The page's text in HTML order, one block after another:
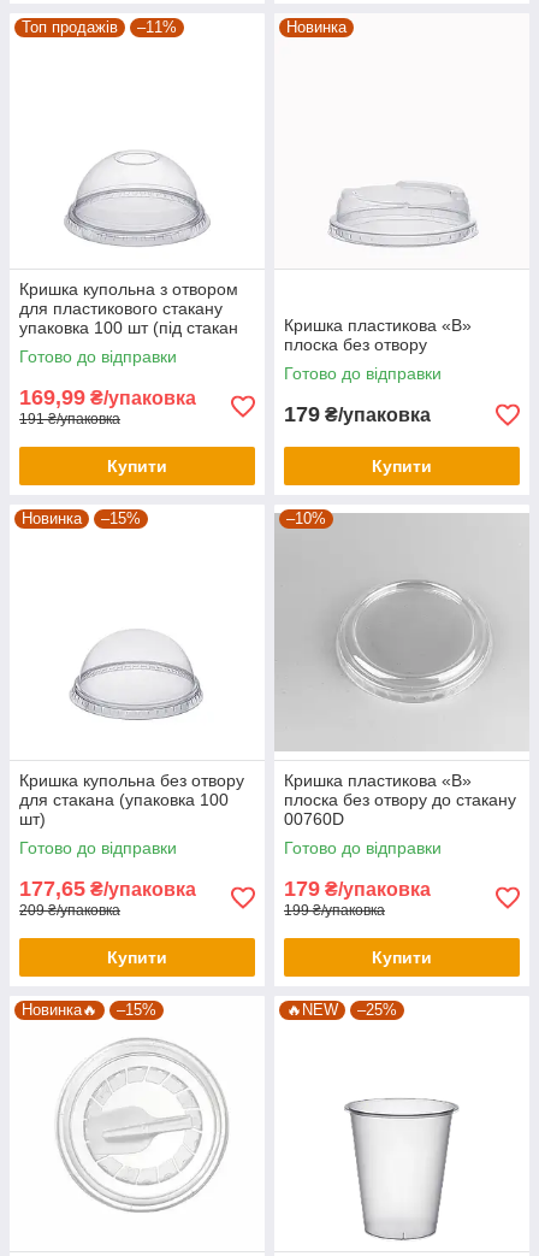
Топ продажів –11%
Кришка купольна з отвором
для пластикового стакану
упаковка 100 шт (під стакан
Україна)
Готово до відправки
169,99 ₴/упаковка
191 ₴/упаковка
Купити
Новинка
Кришка пластикова «В»
плоска без отвору
Готово до відправки
179 ₴/упаковка
Купити
Новинка –15%
Кришка купольна без отвору
для стакана (упаковка 100
шт)
Готово до відправки
177,65 ₴/упаковка
209 ₴/упаковка
Купити
–10%
Кришка пластикова «В»
плоска без отвору до стакану
00760D
Готово до відправки
179 ₴/упаковка
199 ₴/упаковка
Купити
Новинка🔥 –15% 🔥NEW –25%